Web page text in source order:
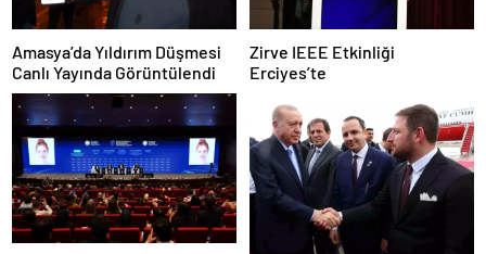
Amasya’da Yıldırım Düşmesi
Canlı Yayında Görüntülendi
Zirve IEEE Etkinliği
Erciyes’te